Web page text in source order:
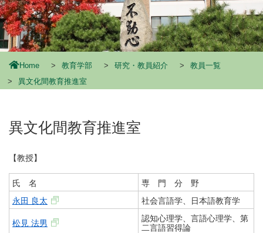
動
Home 教育学部 研究・教員紹介
教員一覧
異文化間教育推進室
異文化間教育推進室
【教授】
氏 名
専 門 分 野
永田 良太
社会言語学、日本語教育学
松見 法男
認知心理学、言語心理学、第
二言語習得論